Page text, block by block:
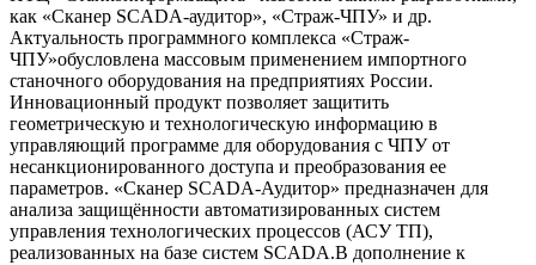
как «Сканер SCADA-аудитор», «Страж-ЧПУ» и др.
Актуальность программного комплекса «Страж-
ЧПУ»обусловлена массовым применением импортного
станочного оборудования на предприятиях России.
Инновационный продукт позволяет защитить
геометрическую и технологическую информацию в
управляющий программе для оборудования с ЧПУ от
несанкционированного доступа и преобразования ее
параметров. «Сканер SCADA-Аудитор» предназначен для
анализа защищённости автоматизированных систем
управления технологических процессов (АСУ ТП),
реализованных на базе систем SCADA.В дополнение к